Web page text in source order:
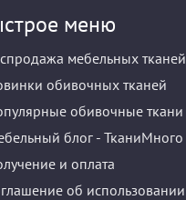
меню
мебельных тканей
обивочных тканей
обивочные ткани
блог - ТканиМного
и оплата
об использовании